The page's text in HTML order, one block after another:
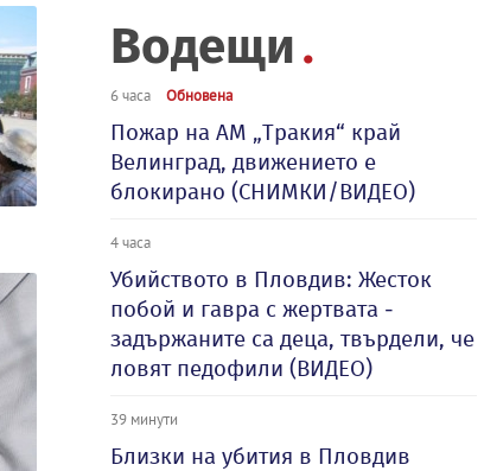
Водещи
6 часа Обновена
Пожар на АМ „Тракия“ край
Велинград, движението е
блокирано (СНИМКИ/ВИДЕО)
4 часа
Убийството в Пловдив: Жесток
побой и гавра с жертвата -
задържаните са деца, твърдели, че
ловят педофили (ВИДЕО)
39 минути
Близки на убития в Пловдив